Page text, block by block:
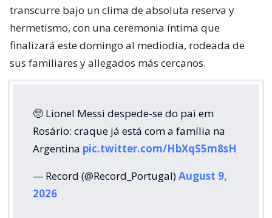
transcurre bajo un clima de absoluta reserva y
hermetismo, con una ceremonia íntima que
finalizará este domingo al mediodía, rodeada de
sus familiares y allegados más cercanos.
🥺 Lionel Messi despede-se do pai em
Rosário: craque já está com a família na
Argentina pic.twitter.com/HbXqS5m8sH
— Record (@Record_Portugal)August 9,
2026